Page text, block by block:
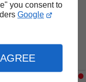
you consent to
Google